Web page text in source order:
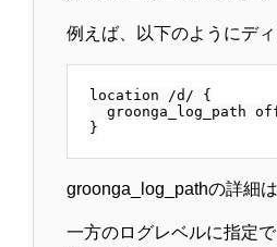
例えば、以下のようにデ
location /d/ {
groonga_log_path
groonga_log_pathの詳細は
一方のログレベルに指定